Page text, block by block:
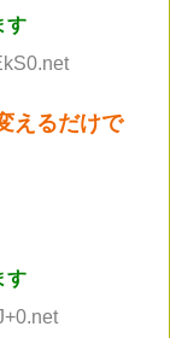
す
えるだけで
す